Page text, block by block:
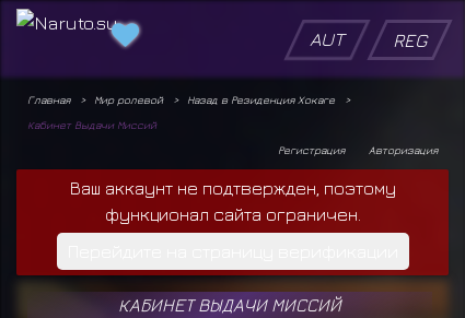
AUT REG
Главная Мир ролевой
Назад в Резиденция Хокаге
Кабинет Выдачи Миссий
Авторизация
Регистрация
Ваш аккаунт не подтвержден, поэтому
функционал сайта ограничен.
КАБИНЕТ ВЫДАЧИ МИССИЙ